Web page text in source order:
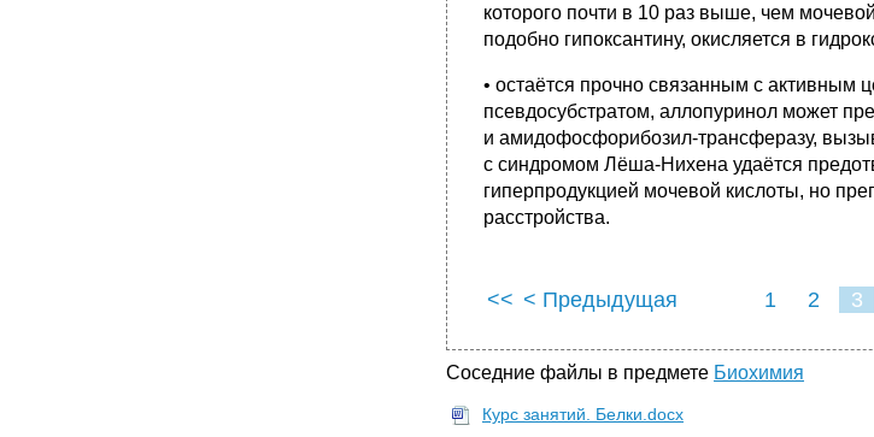
которого почти в 10 раз выше, чем
подобно гипоксантину, окисляется в
• остаётся прочно связанным с активным
псевдосубстратом, аллопуринол может
и амидофосфорибозил-трансферазу,
с синдромом Лёша-Нихена удаётся
гиперпродукцией мочевой кислоты, но
расстройства.
<< < Предыдущая 1 2 3
Соседние файлы в предмете Биохимия
Курс занятий. Белки.docx